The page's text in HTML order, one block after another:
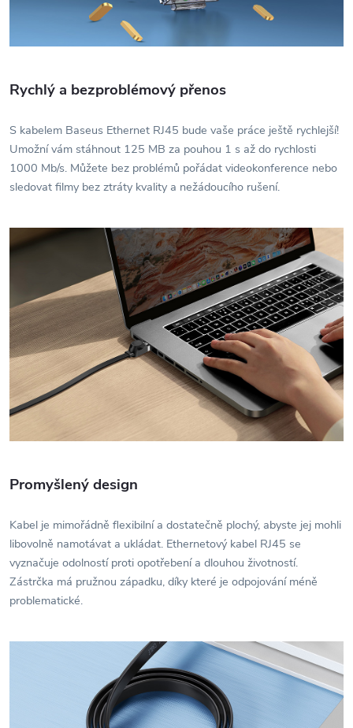
Rychlý a bezproblémový přenos
S kabelem Baseus Ethernet RJ45 bude vaše práce ještě rychlejší!
Umožní vám stáhnout 125 MB za pouhou 1 s až do rychlosti
1000 Mb/s. Můžete bez problémů pořádat videokonference nebo
sledovat filmy bez ztráty kvality a nežádoucího rušení.
Promyšlený design
Kabel je mimořádně flexibilní a dostatečně plochý, abyste jej mohli
libovolně namotávat a ukládat. Ethernetový kabel RJ45 se
vyznačuje odolností proti opotřebení a dlouhou životností.
Zástrčka má pružnou západku, díky které je odpojování méně
problematické.